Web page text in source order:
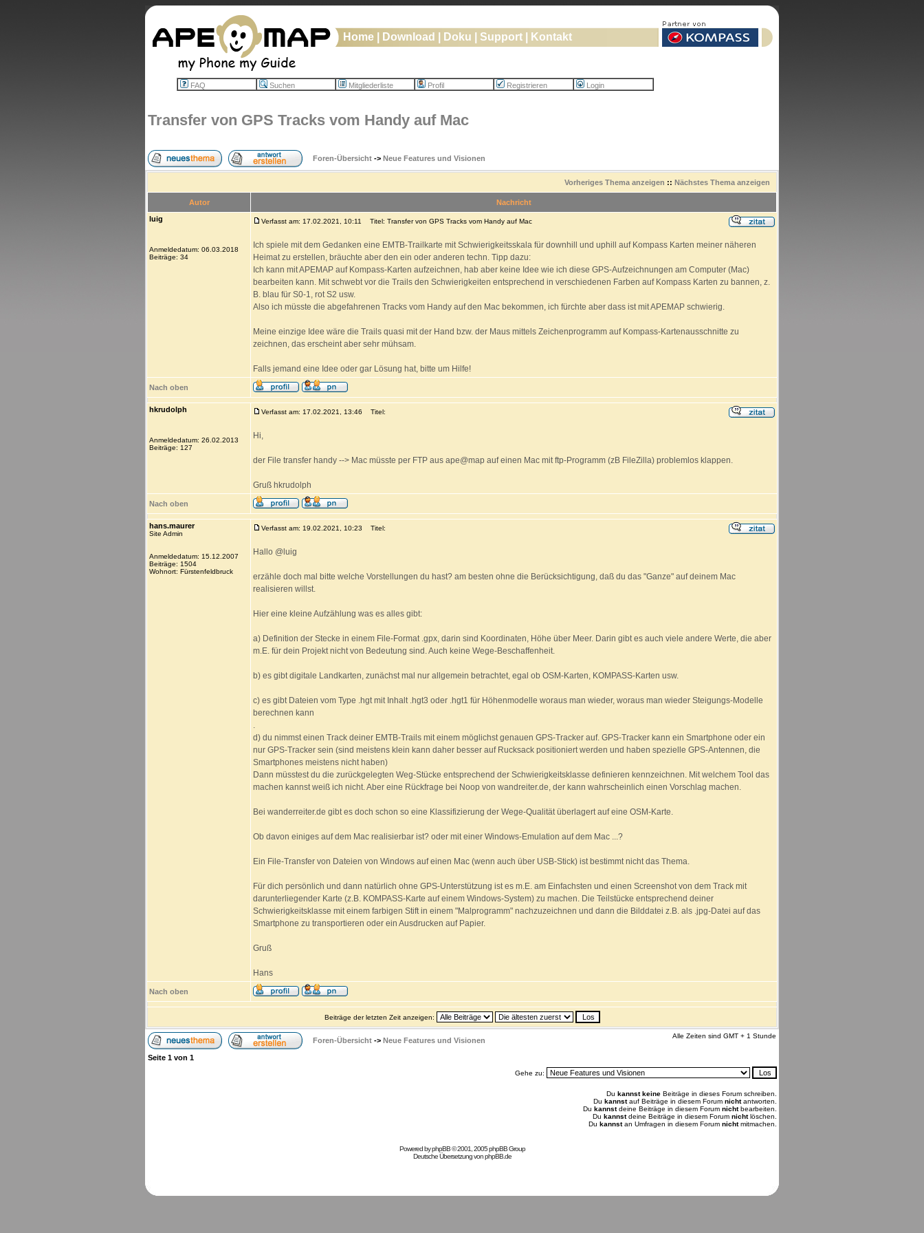
Home Download Doku Support Kontakt
FAQ Suchen Mitgliederliste Profil Registrieren Login
Transfer von GPS Tracks vom Handy auf Mac
Foren-Übersicht -> Neue Features und Visionen
Vorheriges Thema anzeigen :: Nächstes Thema anzeigen
Autor
Nachricht
luig
Anmeldedatum: 06.03.2018
Beiträge: 34
Verfasst am: 17.02.2021, 10:11 Titel: Transfer von GPS Tracks vom Handy auf Mac
Ich spiele mit dem Gedanken eine EMTB-Trailkarte mit Schwierigkeitsskala für downhill und uphill auf Kompass Karten meiner näheren
Heimat zu erstellen, bräuchte aber den ein oder anderen techn. Tipp dazu:
Ich kann mit APEMAP auf Kompass-Karten aufzeichnen, hab aber keine Idee wie ich diese GPS-Aufzeichnungen am Computer (Mac)
bearbeiten kann. Mit schwebt vor die Trails den Schwierigkeiten entsprechend in verschiedenen Farben auf Kompass Karten zu bannen, z.
B. blau für S0-1, rot S2 usw.
Also ich müsste die abgefahrenen Tracks vom Handy auf den Mac bekommen, ich fürchte aber dass ist mit APEMAP schwierig.
Meine einzige Idee wäre die Trails quasi mit der Hand bzw. der Maus mittels Zeichenprogramm auf Kompass-Kartenausschnitte zu
zeichnen, das erscheint aber sehr mühsam.
Falls jemand eine Idee oder gar Lösung hat, bitte um Hilfe!
Nach oben
hkrudolph
Anmeldedatum: 26.02.2013
Beiträge: 127
Verfasst am: 17.02.2021, 13:46 Titel:
Hi,
der File transfer handy --> Mac müsste per FTP aus ape@map auf einen Mac mit ftp-Programm (zB FileZilla) problemlos klappen.
Gruß hkrudolph
Nach oben
hans.maurer
Site Admin
Anmeldedatum: 15.12.2007
Beiträge: 1504
Wohnort: Fürstenfeldbruck
Verfasst am: 19.02.2021, 10:23 Titel:
Hallo @luig
erzähle doch mal bitte welche Vorstellungen du hast? am besten ohne die Berücksichtigung, daß du das "Ganze" auf deinem Mac
realisieren willst.
Hier eine kleine Aufzählung was es alles gibt:
a) Definition der Stecke in einem File-Format .gpx, darin sind Koordinaten, Höhe über Meer. Darin gibt es auch viele andere Werte, die aber
m.E. für dein Projekt nicht von Bedeutung sind. Auch keine Wege-Beschaffenheit.
b) es gibt digitale Landkarten, zunächst mal nur allgemein betrachtet, egal ob OSM-Karten, KOMPASS-Karten usw.
c) es gibt Dateien vom Type .hgt mit Inhalt .hgt3 oder .hgt1 für Höhenmodelle woraus man wieder, woraus man wieder Steigungs-Modelle
berechnen kann
.
d) du nimmst einen Track deiner EMTB-Trails mit einem möglichst genauen GPS-Tracker auf. GPS-Tracker kann ein Smartphone oder ein
nur GPS-Tracker sein (sind meistens klein kann daher besser auf Rucksack positioniert werden und haben spezielle GPS-Antennen, die
Smartphones meistens nicht haben)
Dann müsstest du die zurückgelegten Weg-Stücke entsprechend der Schwierigkeitsklasse definieren kennzeichnen. Mit welchem Tool das
machen kannst weiß ich nicht. Aber eine Rückfrage bei Noop von wandreiter.de, der kann wahrscheinlich einen Vorschlag machen.
Bei wanderreiter.de gibt es doch schon so eine Klassifizierung der Wege-Qualität überlagert auf eine OSM-Karte.
Ob davon einiges auf dem Mac realisierbar ist? oder mit einer Windows-Emulation auf dem Mac ...?
Ein File-Transfer von Dateien von Windows auf einen Mac (wenn auch über USB-Stick) ist bestimmt nicht das Thema.
Für dich persönlich und dann natürlich ohne GPS-Unterstützung ist es m.E. am Einfachsten und einen Screenshot von dem Track mit
darunterliegender Karte (z.B. KOMPASS-Karte auf einem Windows-System) zu machen. Die Teilstücke entsprechend deiner
Schwierigkeitsklasse mit einem farbigen Stift in einem "Malprogramm" nachzuzeichnen und dann die Bilddatei z.B. als .jpg-Datei auf das
Smartphone zu transportieren oder ein Ausdrucken auf Papier.
Gruß
Hans
Nach oben
Beiträge der letzten Zeit anzeigen:
Foren-Übersicht -> Neue Features und Visionen
Alle Zeiten sind GMT + 1 Stunde
Seite 1 von 1
Gehe zu:
Du kannst keine Beiträge in dieses Forum schreiben.
Du kannstauf Beiträge in diesem Forum nichtantworten.
Du kannstdeine Beiträge in diesem Forum nichtbearbeiten.
Du kannstdeine Beiträge in diesem Forum nichtlöschen.
Du kannstan Umfragen in diesem Forum nichtmitmachen.
Powered byphpBB© 2001, 2005 phpBB Group
Deutsche Übersetzung vonphpBB.de